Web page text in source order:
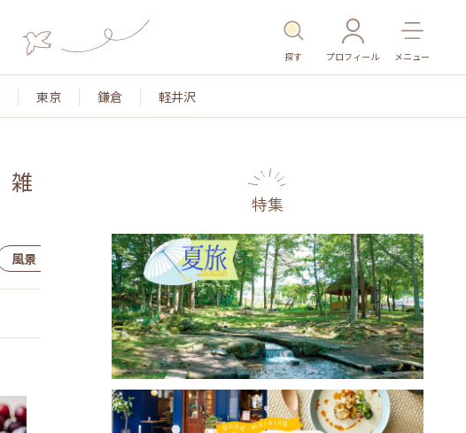
探す プロフィール メニュー
東京 鎌倉 軽井沢
雑
風景・景色 名所・旧跡 温泉・スパ その他施設 ごはん
特集